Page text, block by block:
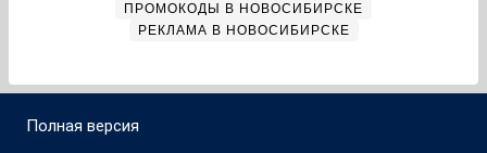
ПРОМОКОДЫ В НОВОСИБИРСКЕ
РЕКЛАМА В НОВОСИБИРСКЕ
Полная версия